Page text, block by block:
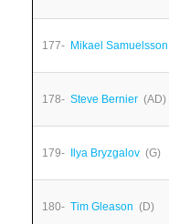
177- Mikael Samuelsson
178- Steve Bernier (AD)
179- Ilya Bryzgalov (G)
180- Tim Gleason (D)